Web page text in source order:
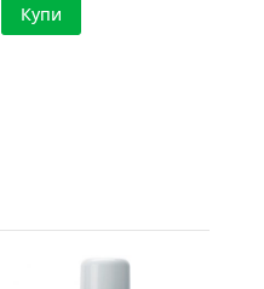
Купи